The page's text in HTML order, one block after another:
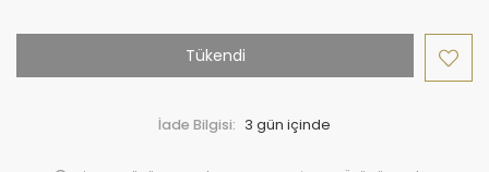
Tükendi
İade Bilgisi: